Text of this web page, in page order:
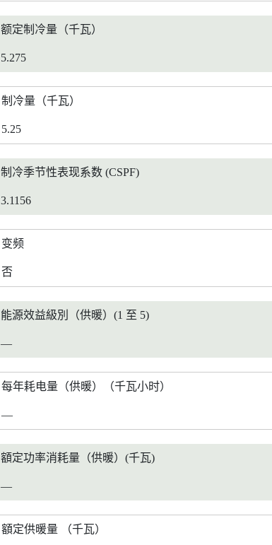
额定制冷量（千瓦）
5.275
制冷量（千瓦）
5.25
制冷季节性表现系数 (CSPF)
3.1156
变频
否
能源效益級別（供暖）(1 至 5)
—
每年耗电量（供暖）（千瓦小时）
—
額定功率消耗量（供暖）(千瓦)
—
額定供暖量 （千瓦）